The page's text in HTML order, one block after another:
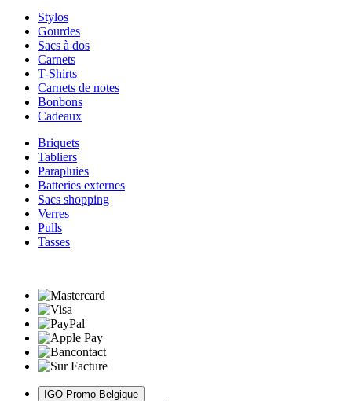
Stylos
Gourdes
Sacs à dos
Carnets
T-Shirts
Carnets de notes
Bonbons
Cadeaux
Briquets
Tabliers
Parapluies
Batteries externes
Sacs shopping
Verres
Pulls
Tasses
IGO Promo Belgique